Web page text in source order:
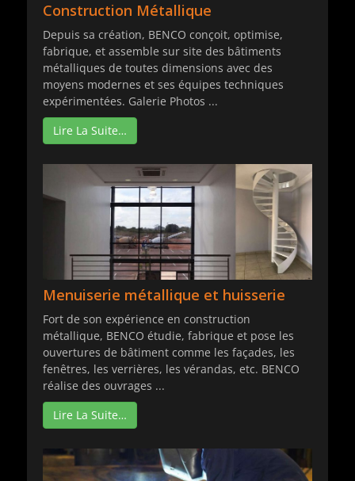
Construction Métallique
Depuis sa création, BENCO conçoit, optimise,
fabrique, et assemble sur site des bâtiments
métalliques de toutes dimensions avec des
moyens modernes et ses équipes techniques
expérimentées. Galerie Photos ...
Lire La Suite…
Menuiserie métallique et huisserie
Fort de son expérience en construction
métallique, BENCO étudie, fabrique et pose les
ouvertures de bâtiment comme les façades, les
fenêtres, les verrières, les vérandas, etc. BENCO
réalise des ouvrages ...
Lire La Suite…